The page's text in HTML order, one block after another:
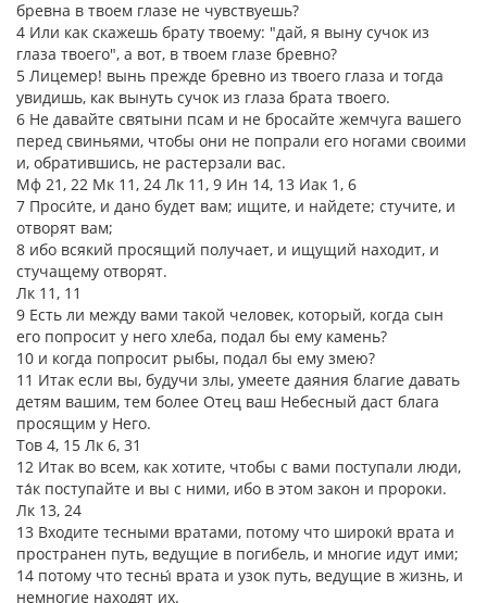
бревна в твоем глазе не чувствуешь?
4 Или как скажешь брату твоему: "дай, я выну сучок из
глаза твоего", а вот, в твоем глазе бревно?
5 Лицемер! вынь прежде бревно из твоего глаза и тогда
увидишь, как вынуть сучок из глаза брата твоего.
6 Не давайте святыни псам и не бросайте жемчуга вашего
перед свиньями, чтобы они не попрали его ногами своими
и, обратившись, не растерзали вас.
Мф 21, 22 Мк 11, 24 Лк 11, 9 Ин 14, 13 Иак 1, 6
7 Проси́те, и дано будет вам; ищите, и найдете; стучите, и
отворят вам;
8 ибо всякий просящий получает, и ищущий находит, и
стучащему отворят.
Лк 11, 11
9 Есть ли между вами такой человек, который, когда сын
его попросит у него хлеба, подал бы ему камень?
10 и когда попросит рыбы, подал бы ему змею?
11 Итак если вы, будучи злы, умеете даяния благие давать
детям вашим, тем более Отец ваш Небесный даст блага
просящим у Него.
Тов 4, 15 Лк 6, 31
12 Итак во всем, как хотите, чтобы с вами поступали люди,
та́к поступайте и вы с ними, ибо в этом закон и пророки.
Лк 13, 24
13 Входите тесными вратами, потому что широки́ врата и
пространен путь, ведущие в погибель, и многие идут ими;
14 потому что тесны́ врата и узок путь, ведущие в жизнь, и
немногие находят их.